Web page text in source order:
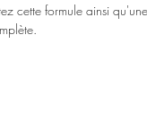
cette formule ainsi